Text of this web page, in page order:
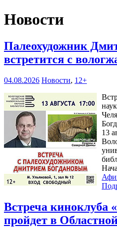
Новости
Палеохудожник
встретится с
04.08.2026 Новости, 12+
13
Встреча киноклуба
пройдет в